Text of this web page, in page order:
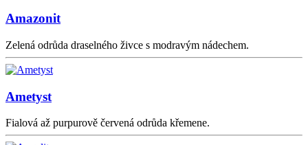
Amazonit
Zelená odrůda draselného živce s modravým nádechem.
Ametyst
Fialová až purpurově červená odrůda křemene.